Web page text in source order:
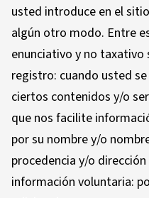
usted introduce en el
algún otro modo. Entre
enunciativo y no
registro: cuando usted
ciertos contenidos y/o
que nos facilite
por su nombre y/o
procedencia y/o
información voluntaria: